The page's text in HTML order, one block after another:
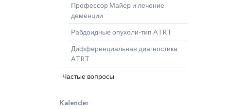
Профессор Майер и лечение
деменции
Рабдоидные опухоли-тип ATRT
Дифференциальная диагностика
ATRT
Частые вопросы
Kalender